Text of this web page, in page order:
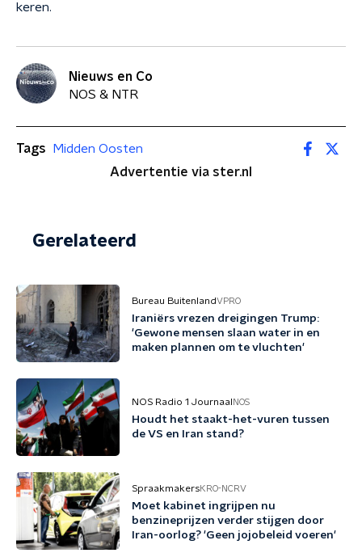
keren.
Nieuws en Co
NOS & NTR
Tags
Midden Oosten
Advertentie via ster.nl
Gerelateerd
Bureau BuitenlandVPRO
Iraniërs vrezen dreigingen Trump:
'Gewone mensen slaan water in en
maken plannen om te vluchten'
NOS Radio 1 Journaal NOS
Houdt het staakt-het-vuren tussen
de VS en Iran stand?
SpraakmakersKRO-NCRV
Moet kabinet ingrijpen nu
benzineprijzen verder stijgen door
Iran-oorlog? 'Geen jojobeleid voeren'